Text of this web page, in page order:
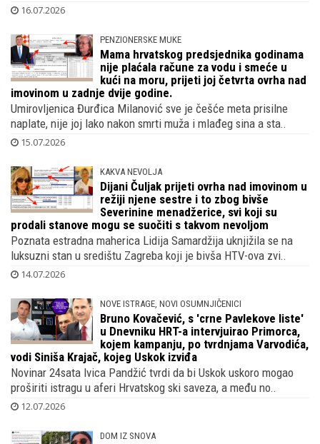
16.07.2026
PENZIONERSKE MUKE
Mama hrvatskog predsjednika godinama
nije plaćala račune za vodu i smeće u
kući na moru, prijeti joj četvrta ovrha nad
imovinom u zadnje dvije godine.
Umirovljenica Đurđica Milanović sve je češće meta prisilne
naplate, nije joj lako nakon smrti muža i mlađeg sina a sta..
15.07.2026
KAKVA NEVOLJA
Dijani Čuljak prijeti ovrha nad imovinom u
režiji njene sestre i to zbog bivše
Severinine menadžerice, svi koji su
prodali stanove mogu se suočiti s takvom nevoljom
Poznata estradna maherica Lidija Samardžija uknjižila se na
luksuzni stan u središtu Zagreba koji je bivša HTV-ova zvi..
14.07.2026
NOVE ISTRAGE, NOVI OSUMNJIČENICI
Bruno Kovačević, s 'crne Pavlekove liste'
u Dnevniku HRT-a intervjuirao Primorca,
kojem kampanju, po tvrdnjama Varvodića,
vodi Siniša Krajač, kojeg Uskok izviđa
Novinar 24sata Ivica Pandžić tvrdi da bi Uskok uskoro mogao
proširiti istragu u aferi Hrvatskog ski saveza, a među no..
12.07.2026
DOM IZ SNOVA